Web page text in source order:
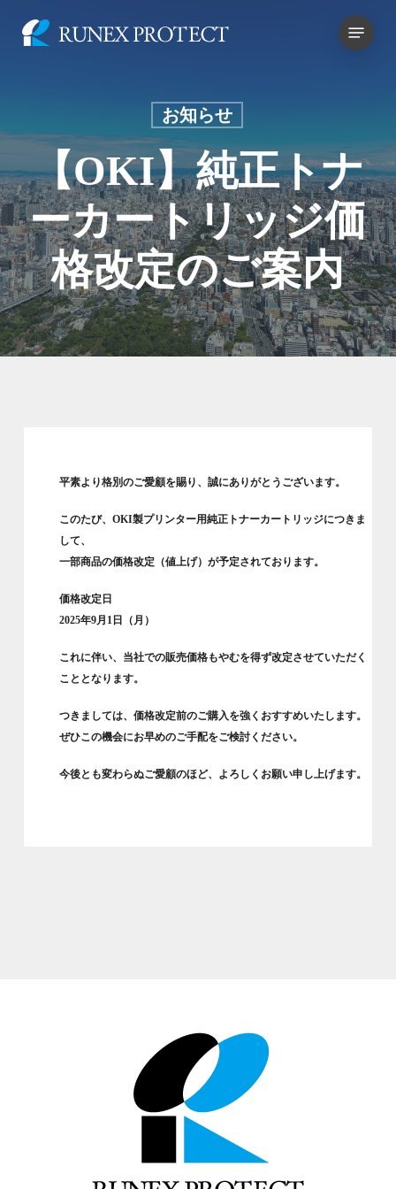
Menu
お知らせ
【OKI】純正トナ
ーカートリッジ価
格改定のご案内
平素より格別のご愛顧を賜り、誠にありがとうございます。
このたび、OKI製プリンター用純正トナーカートリッジにつきま
して、
一部商品の価格改定（値上げ）が予定されております。
価格改定日
2025年9月1日（月）
これに伴い、当社での販売価格もやむを得ず改定させていただく
こととなります。
つきましては、価格改定前のご購入を強くおすすめいたします。
ぜひこの機会にお早めのご手配をご検討ください。
今後とも変わらぬご愛顧のほど、よろしくお願い申し上げます。